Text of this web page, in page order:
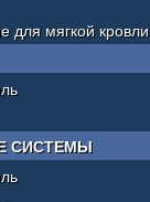
для мягкой кровли
СИСТЕМЫ